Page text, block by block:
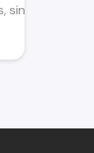
multas,